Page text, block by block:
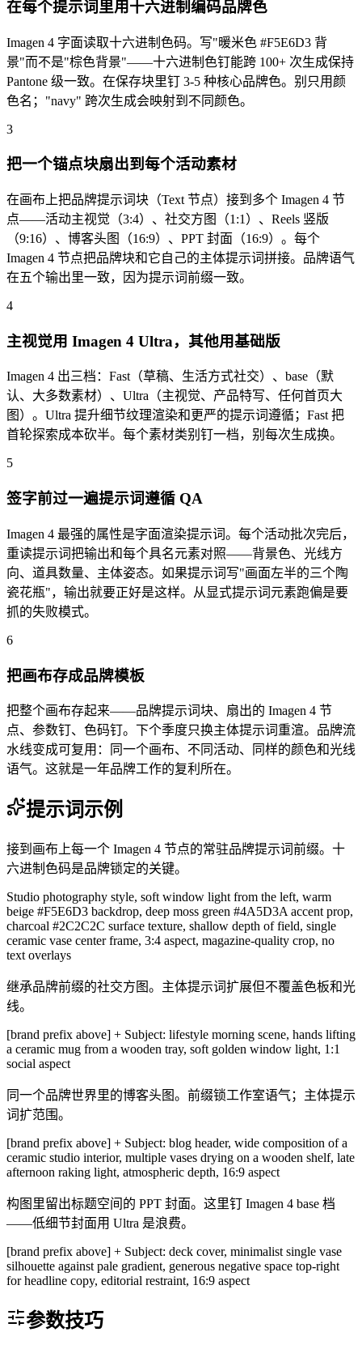
在每个提示词里用十六进制编码品牌色
Imagen 4 字面读取十六进制色码。写"暖米色 #F5E6D3 背
景"而不是"棕色背景"——十六进制色钉能跨 100+ 次生成保持
Pantone 级一致。在保存块里钉 3-5 种核心品牌色。别只用颜
色名；"navy" 跨次生成会映射到不同颜色。
3
把一个锚点块扇出到每个活动素材
在画布上把品牌提示词块（Text 节点）接到多个 Imagen 4 节
点——活动主视觉（3:4）、社交方图（1:1）、Reels 竖版
（9:16）、博客头图（16:9）、PPT 封面（16:9）。每个
Imagen 4 节点把品牌块和它自己的主体提示词拼接。品牌语气
在五个输出里一致，因为提示词前缀一致。
4
主视觉用 Imagen 4 Ultra，其他用基础版
Imagen 4 出三档：Fast（草稿、生活方式社交）、base（默
认、大多数素材）、Ultra（主视觉、产品特写、任何首页大
图）。Ultra 提升细节纹理渲染和更严的提示词遵循；Fast 把
首轮探索成本砍半。每个素材类别钉一档，别每次生成换。
5
签字前过一遍提示词遵循 QA
Imagen 4 最强的属性是字面渲染提示词。每个活动批次完后，
重读提示词把输出和每个具名元素对照——背景色、光线方
向、道具数量、主体姿态。如果提示词写"画面左半的三个陶
瓷花瓶"，输出就要正好是这样。从显式提示词元素跑偏是要
抓的失败模式。
6
把画布存成品牌模板
把整个画布存起来——品牌提示词块、扇出的 Imagen 4 节
点、参数钉、色码钉。下个季度只换主体提示词重渲。品牌流
水线变成可复用：同一个画布、不同活动、同样的颜色和光线
语气。这就是一年品牌工作的复利所在。
提示词示例
接到画布上每一个 Imagen 4 节点的常驻品牌提示词前缀。十
六进制色码是品牌锁定的关键。
Studio photography style, soft window light from the left, warm
beige #F5E6D3 backdrop, deep moss green #4A5D3A accent prop,
charcoal #2C2C2C surface texture, shallow depth of field, single
ceramic vase center frame, 3:4 aspect, magazine-quality crop, no
text overlays
继承品牌前缀的社交方图。主体提示词扩展但不覆盖色板和光
线。
[brand prefix above] + Subject: lifestyle morning scene, hands lifting
a ceramic mug from a wooden tray, soft golden window light, 1:1
social aspect
同一个品牌世界里的博客头图。前缀锁工作室语气；主体提示
词扩范围。
[brand prefix above] + Subject: blog header, wide composition of a
ceramic studio interior, multiple vases drying on a wooden shelf, late
afternoon raking light, atmospheric depth, 16:9 aspect
构图里留出标题空间的 PPT 封面。这里钉 Imagen 4 base 档
——低细节封面用 Ultra 是浪费。
[brand prefix above] + Subject: deck cover, minimalist single vase
silhouette against pale gradient, generous negative space top-right
for headline copy, editorial restraint, 16:9 aspect
参数技巧